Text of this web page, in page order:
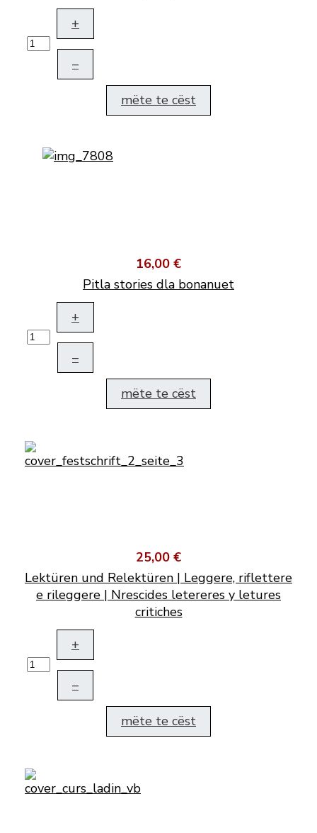
+
–
mëte te cëst
16,00 €
Pitla stories dla bonanuet
+
–
mëte te cëst
25,00 €
Lektüren und Relektüren | Leggere, riflettere
e rileggere | Nrescides letereres y letures
critiches
+
–
mëte te cëst